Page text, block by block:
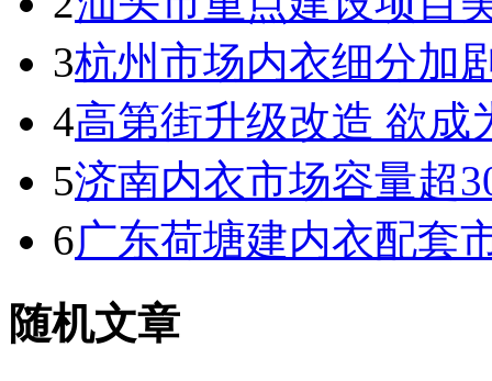
3杭州市场内衣细分加
4高第街升级改造 欲成
5济南内衣市场容量超
6广东荷塘建内衣配套
随机文章